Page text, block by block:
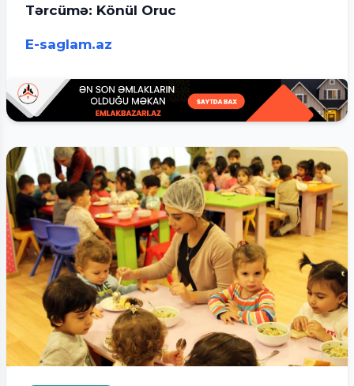
Tərcümə: Könül Oruc
E-saglam.az